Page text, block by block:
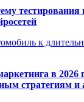
тестирования
к
в 2026
стратегиям и